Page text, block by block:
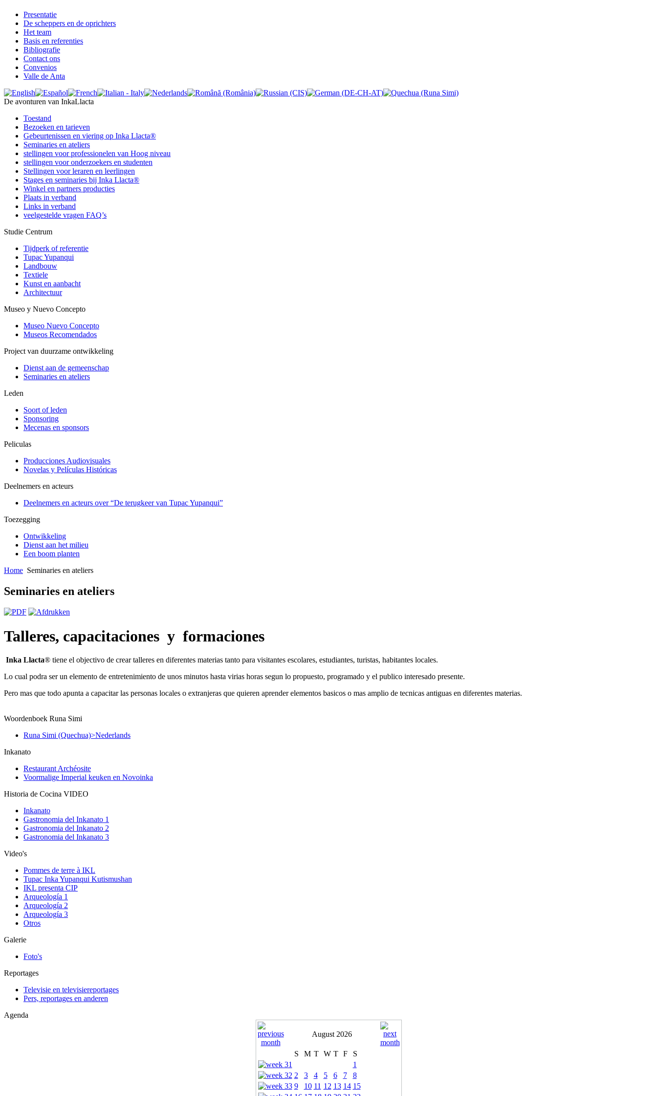
Presentatie
De scheppers en de oprichters
Het team
Basis en referenties
Bibliografie
Contact ons
Convenios
Valle de Anta
De avonturen van InkaLlacta
Toestand
Bezoeken en tarieven
Gebeurtenissen en viering op Inka Llacta®
Seminaries en ateliers
stellingen voor professionelen van Hoog niveau
stellingen voor onderzoekers en studenten
Stellingen voor leraren en leerlingen
Stages en seminaries bij Inka Llacta®
Winkel en partners producties
Plaats in verband
Links in verband
veelgestelde vragen FAQ’s
Studie Centrum
Tijdperk of referentie
Tupac Yupanqui
Landbouw
Textiele
Kunst en aanbacht
Architectuur
Museo y Nuevo Concepto
Museo Nuevo Concepto
Museos Recomendados
Project van duurzame ontwikkeling
Dienst aan de gemeenschap
Seminaries en ateliers
Leden
Soort of leden
Sponsoring
Mecenas en sponsors
Peliculas
Producciones Audiovisuales
Novelas y Películas Históricas
Deelnemers en acteurs
Deelnemers en acteurs over “De terugkeer van Tupac Yupanqui”
Toezegging
Ontwikkeling
Dienst aan het milieu
Een boom planten
Home Seminaries en ateliers
Seminaries en ateliers
Talleres, capacitaciones y formaciones
Inka Llacta® tiene el objectivo de crear talleres en diferentes materias tanto para visitantes escolares, estudiantes, turistas, habitantes locales.
Lo cual podra ser un elemento de entretenimiento de unos minutos hasta virias horas segun lo propuesto, programado y el publico interesado presente.
Pero mas que todo apunta a capacitar las personas locales o extranjeras que quieren aprender elementos basicos o mas amplio de tecnicas antiguas en diferentes materias.
Woordenboek Runa Simi
Runa Simi (Quechua)>Nederlands
Inkanato
Restaurant Archéosite
Voormalige Imperial keuken en Novoinka
Historia de Cocina VIDEO
Inkanato
Gastronomia del Inkanato 1
Gastronomia del Inkanato 2
Gastronomia del Inkanato 3
Video's
Pommes de terre à IKL
Tupac Inka Yupanqui Kutismushan
IKL presenta CIP
Arqueología 1
Arqueología 2
Arqueología 3
Otros
Galerie
Foto's
Reportages
Televisie en televisiereportages
Pers, reportages en anderen
Agenda
August 2026
S M T W T F
S
1
2
3 4 5 6 7
8
9
10 11 12 13 14 15